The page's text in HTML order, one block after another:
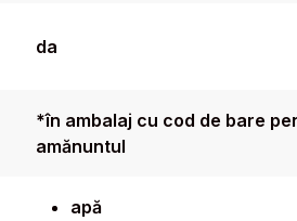
da
*în ambalaj cu cod de bare
amănuntul
apă